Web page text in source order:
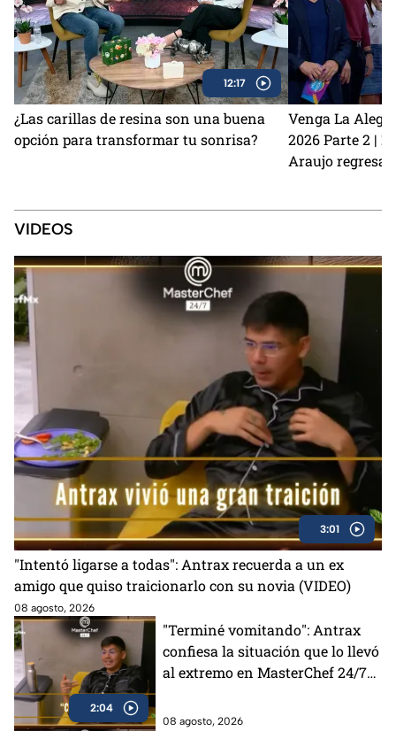
12:17
¿Las carillas de resina son una buena
opción para transformar tu sonrisa?
Venga La
2026 Parte 2 |
Araujo
VIDEOS
3:01
"Intentó ligarse a todas": Antrax recuerda a un ex
amigo que quiso traicionarlo con su novia (VIDEO)
08 agosto, 2026
2:04
"Terminé vomitando": Antrax
confiesa la situación que lo llevó
al extremo en MasterChef 24/7
08 agosto, 2026